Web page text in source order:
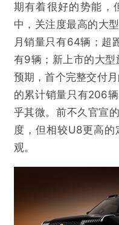
期有着很好的势能，
中，关注度最高的大
月销量只有64辆；超
有9辆；新上市的大
预期，首个完整交付
的累计销量只有206
乎其微。前不久官宣
度，但相较U8更高
观。